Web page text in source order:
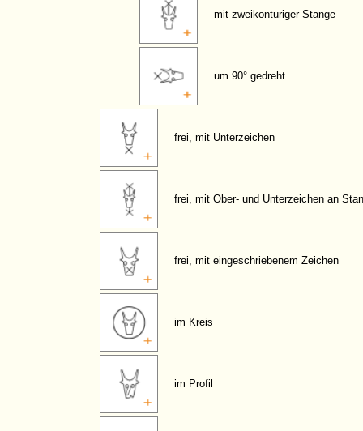
mit zweikonturiger Stange
um 90° gedreht
frei, mit Unterzeichen
frei, mit Ober- und Unterzeichen an
frei, mit eingeschriebenem Zeichen
im Kreis
im Profil